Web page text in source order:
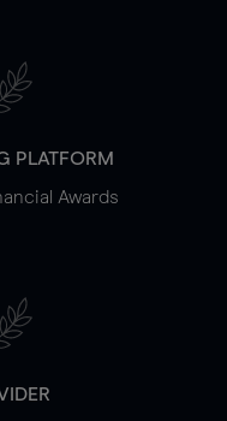
PLATFORM
Awards